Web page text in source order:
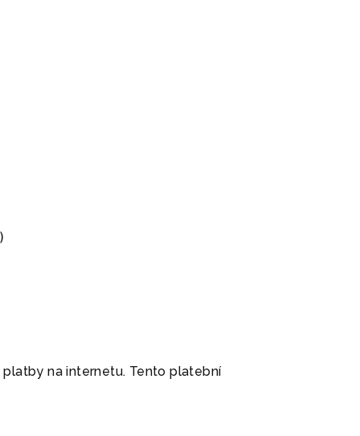
na internetu. Tento platební